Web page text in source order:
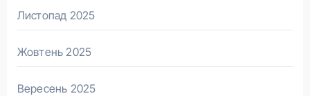
Листопад 2025
Жовтень 2025
Вересень 2025